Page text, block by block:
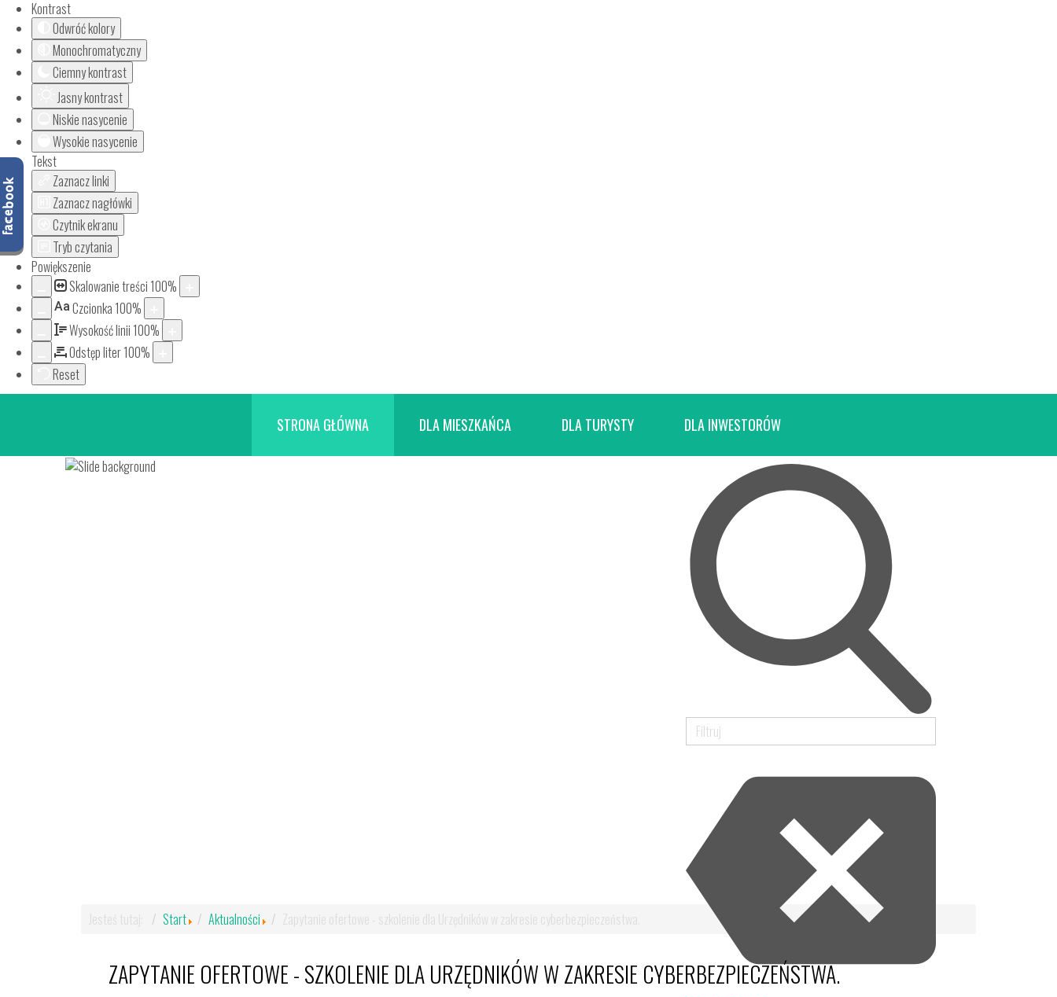
Kontrast
Odwróć kolory
Monochromatyczny
Ciemny kontrast
Jasny kontrast
Niskie nasycenie
Wysokie nasycenie
Tekst
Zaznacz linki
Zaznacz nagłówki
Czytnik ekranu
Tryb czytania
Powiększenie
Skalowanie treści 100%
Aa Czcionka 100%
Wysokość linii 100%
Odstęp liter100%
Reset
STRONA GŁÓWNA DLA MIESZKAŃCA DLA TURYSTY DLA INWESTORÓW
Jesteś tutaj: Start Aktualności Zapytanie ofertowe - szkolenie dla Urzędników w zakresie cyberbezpieczeństwa.
ZAPYTANIE OFERTOWE - SZKOLENIE DLA URZĘDNIKÓW W ZAKRESIE CYBERBEZPIECZEŃSTWA.